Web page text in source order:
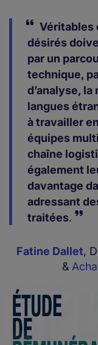
Véritables
désirés
par un
technique,
d’analyse,
langues
à travailler
équipes
chaîne
également
davantage
adressant
traitées.
Fatine Dallet,
&